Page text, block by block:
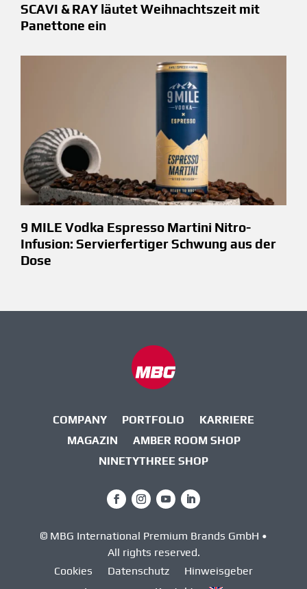
SCAVI & RAY läutet Weihnachtszeit mit
Panettone ein
9 MILE Vodka Espresso Martini Nitro-
Infusion: Servierfertiger Schwung aus der
Dose
COMPANY PORTFOLIO
KARRIERE
MAGAZIN
AMBER ROOM SHOP
NINETYTHREE SHOP
© MBG International Premium Brands GmbH •
All rights reserved.
Cookies
Datenschutz
Hinweisgeber